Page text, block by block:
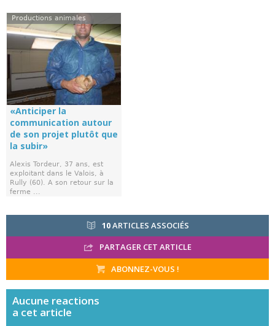
Productions animales
«Anticiper la
communication autour
de son projet plutôt que
la subir»
Alexis Tordeur, 37 ans, est
exploitant dans le Valois, à
Rully (60). A son retour sur la
ferme ...
10ARTICLES ASSOCIÉS
PARTAGER CET ARTICLE
ABONNEZ-VOUS !
Aucune reactions
a cet article